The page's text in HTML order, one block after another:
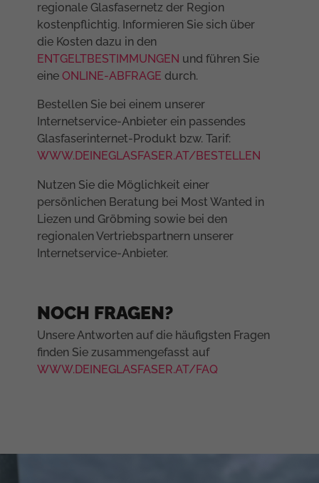
regionale Glasfasernetz der Region
kostenpflichtig. Informieren Sie sich über
die Kosten dazu in den
ENTGELTBESTIMMUNGEN und führen Sie
eineONLINE-ABFRAGE durch.
Bestellen Sie bei einem unserer
Internetservice-Anbieter ein passendes
Glasfaserinternet-Produkt bzw. Tarif:
WWW.DEINEGLASFASER.AT/BESTELLEN
Nutzen Sie die Möglichkeit einer
persönlichen Beratung bei Most Wanted in
Liezen und Gröbming sowie bei den
regionalen Vertriebspartnern unserer
Internetservice-Anbieter.
NOCH FRAGEN?
Unsere Antworten auf die häufigsten Fragen
finden Sie zusammengefasst auf
WWW.DEINEGLASFASER.AT/FAQ